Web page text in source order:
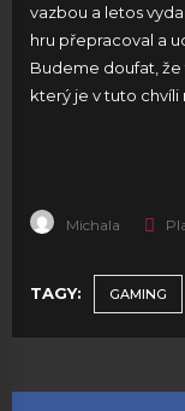
vazbou a letos
hru přepracoval a
Budeme doufat,
který je v tuto
Michala
TAGY: GAMING